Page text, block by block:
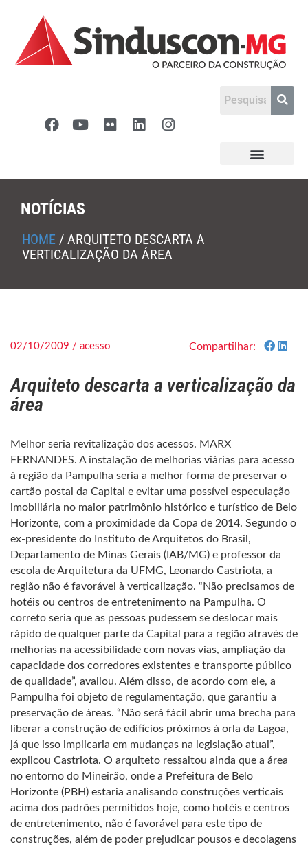
NOTÍCIAS
HOME / ARQUITETO DESCARTA A
VERTICALIZAÇÃO DA ÁREA
02/10/2009 / acesso Compartilhar:
Arquiteto descarta a verticalização da
área
Melhor seria revitalização dos acessos. MARX
FERNANDES. A instalação de melhorias viárias para acesso
à região da Pampulha seria a melhor forma de preservar o
cartão postal da Capital e evitar uma possível especulação
imobiliária no maior patrimônio histórico e turístico de Belo
Horizonte, com a proximidade da Copa de 2014. Segundo o
ex-presidente do Instituto de Arquitetos do Brasil,
Departamento de Minas Gerais (IAB/MG) e professor da
escola de Arquitetura da UFMG, Leonardo Castriota, a
região não é favorável à verticalização. “Não precisamos de
hotéis ou centros de entretenimento na Pampulha. O
correto seria que as pessoas pudessem se deslocar mais
rápido de qualquer parte da Capital para a região através de
melhorias na acessibilidade com novas vias, ampliação da
capacidade dos corredores existentes e transporte público
de qualidade”, avaliou. Além disso, de acordo com ele, a
Pampulha foi objeto de regulamentação, que garantiu a
preservação de áreas. “Não será fácil abrir uma brecha para
liberar a construção de edifícios próximos à orla da Lagoa,
já que isso implicaria em mudanças na legislação atual”,
explicou Castriota. O arquiteto ressaltou ainda que a área
no entorno do Mineirão, onde a Prefeitura de Belo
Horizonte (PBH) estaria analisando construções verticais
acima dos padrões permitidos hoje, como hotéis e centros
de entretenimento, não é favorável para este tipo de
construções, além de poder prejudicar pousos e decolagens